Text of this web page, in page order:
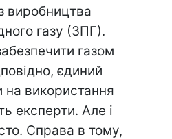
виробництва
газу (ЗПГ).
газом
єдиний
на використання
експерти. Але і
Справа в тому,